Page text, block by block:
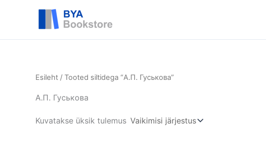
Esileht / Tooted siltidega “А.П. Гуськова”
А.П. Гуськова
Kuvatakse üksik tulemus